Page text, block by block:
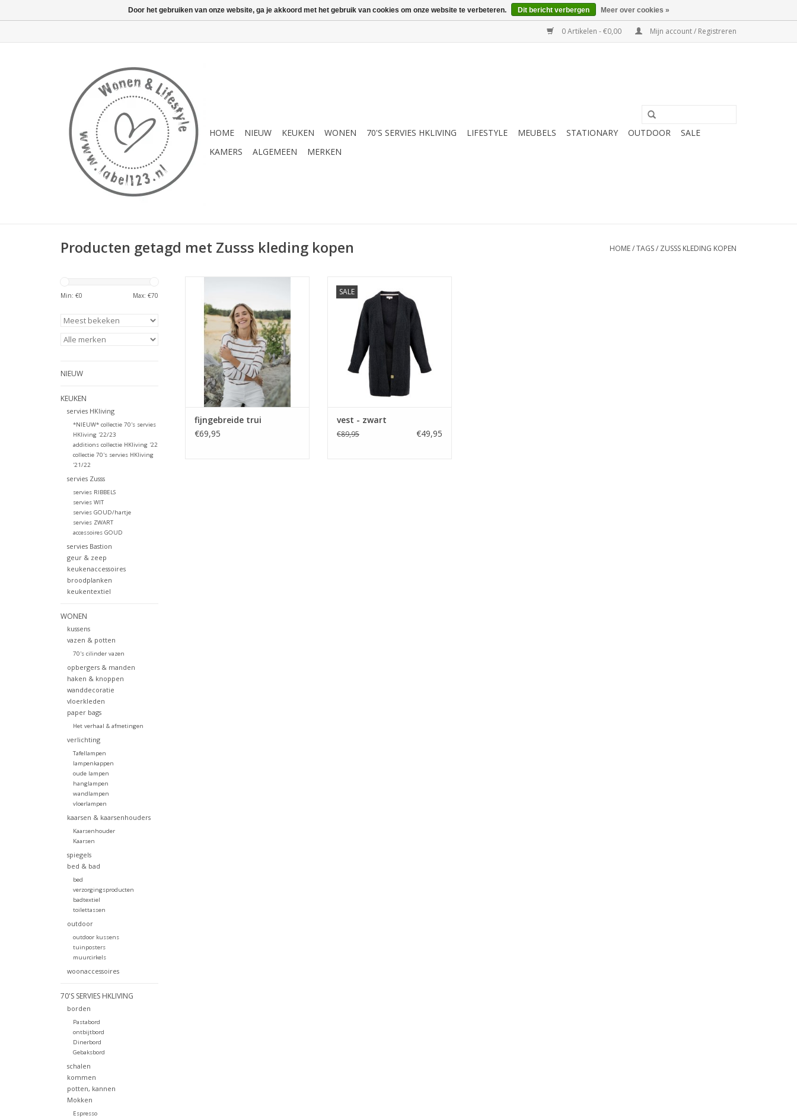
0 Artikelen - €0,00 Mijn account / Registreren
HOME NIEUW KEUKEN WONEN 70'S SERVIES HKLIVING LIFESTYLE MEUBELS STATIONARY OUTDOOR
SALE
KAMERS
ALGEMEEN MERKEN
Producten getagd met Zusss kleding kopen HOME/TAGS/ ZUSSS KLEDING KOPEN
Min: €0 Max: €70
NIEUW
KEUKEN
servies HKliving
*NIEUW* collectie 70's servies
HKliving '22/23
additions collectie HKliving '22
collectie 70's servies HKliving
'21/22
servies Zusss
servies RIBBELS
servies WIT
servies GOUD/hartje
servies ZWART
accessoires GOUD
servies Bastion
geur & zeep
keukenaccessoires
broodplanken
keukentextiel
WONEN
kussens
vazen & potten
70's cilinder vazen
opbergers & manden
haken & knoppen
wanddecoratie
vloerkleden
paper bags
Het verhaal & afmetingen
verlichting
Tafellampen
lampenkappen
oude lampen
hanglampen
wandlampen
vloerlampen
kaarsen & kaarsenhouders
Kaarsenhouder
Kaarsen
spiegels
bed & bad
bed
verzorgingsproducten
badtextiel
toilettassen
outdoor
outdoor kussens
tuinposters
muurcirkels
woonaccessoires
70'S SERVIES HKLIVING
borden
Pastabord
ontbijtbord
Dinerbord
Gebaksbord
schalen
kommen
potten, kannen
Mokken
Espresso
TOEVOEGEN AAN WINKELWAGEN
fijngebreide trui
€69,95
SALE
TOEVOEGEN AAN WINKELWAGEN
vest - zwart
€89,95 €49,95
Door het gebruiken van onze website, ga je akkoord met het gebruik van cookies om onze website te verbeteren. Dit bericht verbergen Meer over cookies »